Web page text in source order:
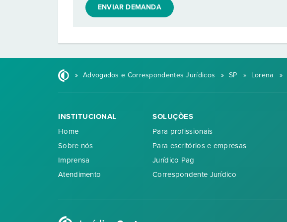
ENVIAR DEMANDA
» Advogados e Correspondentes Jurídicos » SP » Lorena »
INSTITUCIONAL
Home
Sobre nós
Imprensa
Atendimento
SOLUÇÕES
Para profissionais
Para escritórios e empresas
Jurídico Pag
Correspondente Jurídico